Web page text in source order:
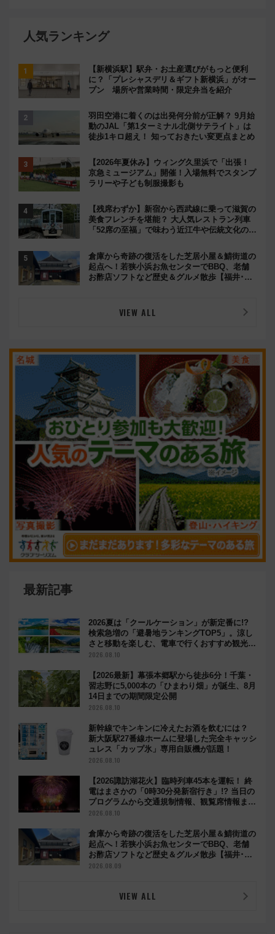
人気ランキング
【新横浜駅】駅弁・お土産選びがもっと便利
に？「プレシャスデリ＆ギフト新横浜」がオー
プン 場所や営業時間・限定弁当を紹介
羽田空港に着くのは出発何分前が正解？ 9月始
動のJAL「第1ターミナル北側サテライト」は
徒歩1キロ超え！ 知っておきたい変更点まとめ
【2026年夏休み】ウィング久里浜で「出張！
京急ミュージアム」開催！入場無料でスタンプ
ラリーや子ども制服撮影も
【残席わずか】新宿から西武線に乗って滋賀の
美食フレンチを堪能？ 大人気レストラン列車
「52席の至福」で味わう近江牛や伝統文化の特
倉庫から奇跡の復活をした芝居小屋＆鯖街道の
起点へ！若狭小浜お魚センターでBBQ、老舗
お酢店ソフトなど歴史＆グルメ散歩【福井･小
VIEW ALL
最新記事
2026夏は「クールケーション」が新定番に!?
検索急増の「避暑地ランキングTOP5」。涼し
さと移動を楽しむ、電車で行くおすすめ観光情
報も
2026.08.10
【2026最新】幕張本郷駅から徒歩6分！千葉・
習志野に5,000本の「ひまわり畑」が誕生、8月
14日までの期間限定公開
2026.08.10
新幹線でキンキンに冷えたお酒を飲むには？
新大阪駅27番線ホームに登場した完全キャッシ
ュレス「カップ氷」専用自販機が話題！
2026.08.10
【2026諏訪湖花火】臨時列車45本を運転！ 終
電はまさかの「0時30分発新宿行き」!? 当日の
プログラムから交通規制情報、観覧席情報まで
徹底解説
2026.08.10
倉庫から奇跡の復活をした芝居小屋＆鯖街道の
起点へ！若狭小浜お魚センターでBBQ、老舗
お酢店ソフトなど歴史＆グルメ散歩【福井･小
浜観光】
2026.08.09
VIEW ALL